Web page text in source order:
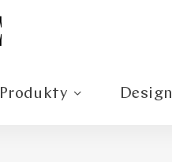
Produkty Design